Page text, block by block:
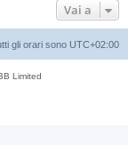
Vai a
gli orari sono UTC+02:00
Limited